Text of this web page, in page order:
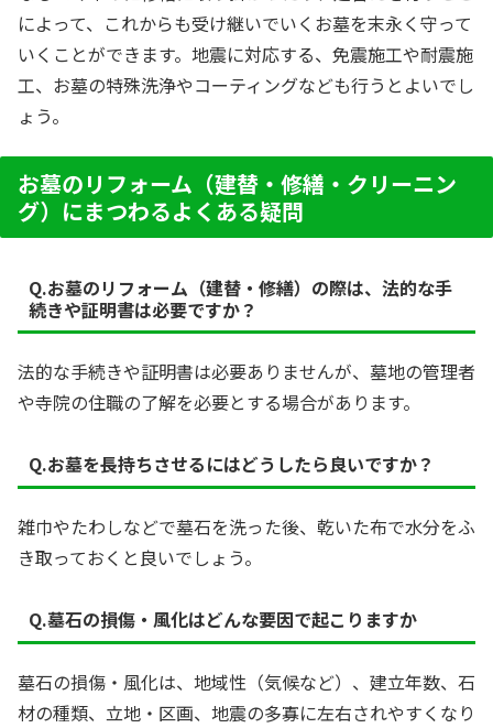
によって、これからも受け継いでいくお墓を末永く守って
いくことができます。地震に対応する、免震施工や耐震施
工、お墓の特殊洗浄やコーティングなども行うとよいでし
ょう。
お墓のリフォーム（建替・修繕・クリーニン
グ）にまつわるよくある疑問
Q.お墓のリフォーム（建替・修繕）の際は、法的な手
続きや証明書は必要ですか？
法的な手続きや証明書は必要ありませんが、墓地の管理者
や寺院の住職の了解を必要とする場合があります。
Q.お墓を長持ちさせるにはどうしたら良いですか？
雑巾やたわしなどで墓石を洗った後、乾いた布で水分をふ
き取っておくと良いでしょう。
Q.墓石の損傷・風化はどんな要因で起こりますか
墓石の損傷・風化は、地域性（気候など）、建立年数、石
材の種類、立地・区画、地震の多寡に左右されやすくなり